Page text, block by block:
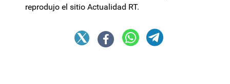
reprodujo el sitio Actualidad RT.